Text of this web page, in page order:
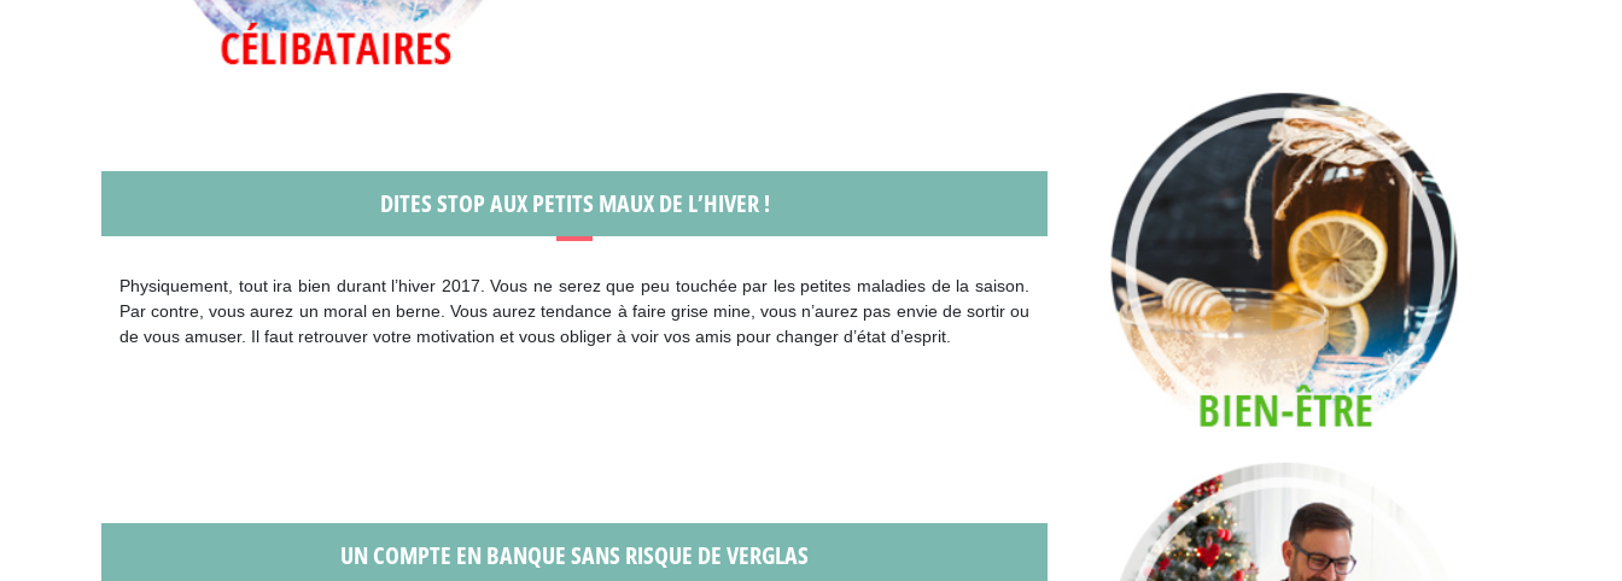
DITES STOP AUX PETITS MAUX DE L’HIVER !
Physiquement, tout ira bien durant l’hiver 2017. Vous ne serez que peu touchée par les petites maladies de la saison.
Par contre, vous aurez un moral en berne. Vous aurez tendance à faire grise mine, vous n’aurez pas envie de sortir ou
de vous amuser. Il faut retrouver votre motivation et vous obliger à voir vos amis pour changer d’état d’esprit.
UN COMPTE EN BANQUE SANS RISQUE DE VERGLAS